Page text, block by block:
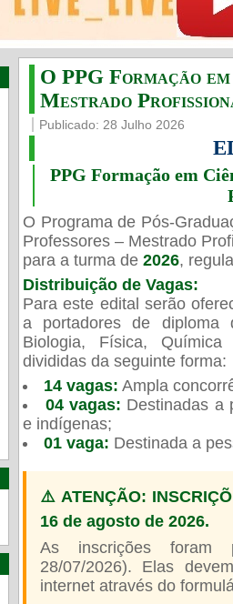
O PPG Formação
Mestrado
Publicado: 28 Julho 2026
PPG Formação em
O Programa de Pós-
Professores – Mestrado
para a turma de 2026,
Distribuição de Vagas:
Para este edital serão
a portadores de diploma
Biologia, Física,
divididas da seguinte forma:
14 vagas: Ampla
04 vagas: Destinadas a
e indígenas;
01 vaga: Destinada a
⚠️ ATENÇÃO:
16 de agosto de 2026.
As inscrições foram
28/07/2026). Elas
internet através do